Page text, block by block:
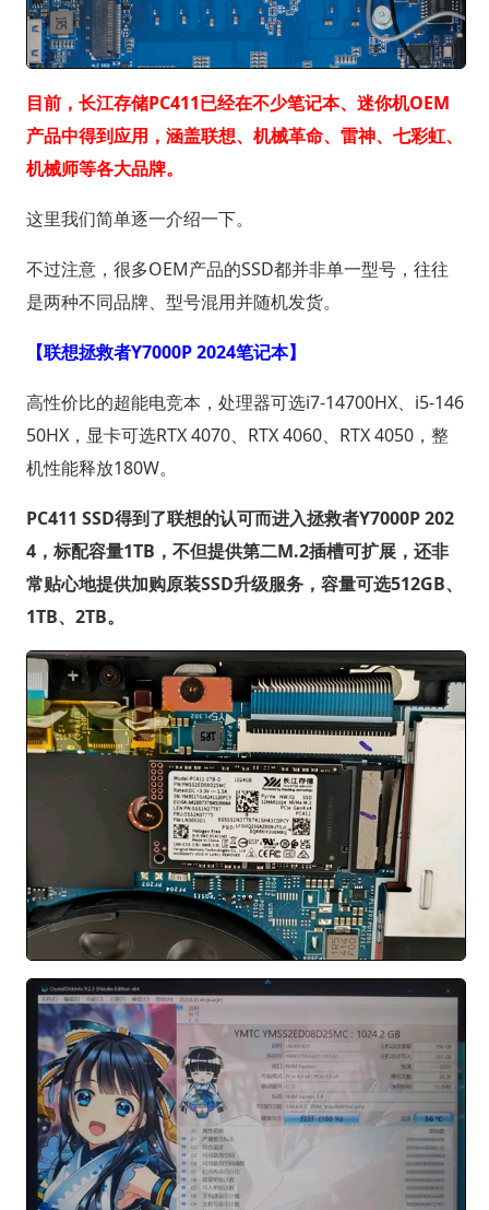
目前，长江存储PC411已经在不少笔记本、迷你机OEM
产品中得到应用，涵盖联想、机械革命、雷神、七彩虹、
机械师等各大品牌。
这里我们简单逐一介绍一下。
不过注意，很多OEM产品的SSD都并非单一型号，往往
是两种不同品牌、型号混用并随机发货。
【联想拯救者Y7000P 2024笔记本】
高性价比的超能电竞本，处理器可选i7-14700HX、i5-146
50HX，显卡可选RTX 4070、RTX 4060、RTX 4050，整
机性能释放180W。
PC411 SSD得到了联想的认可而进入拯救者Y7000P 202
4，标配容量1TB，不但提供第二M.2插槽可扩展，还非
常贴心地提供加购原装SSD升级服务，容量可选512GB、
1TB、2TB。